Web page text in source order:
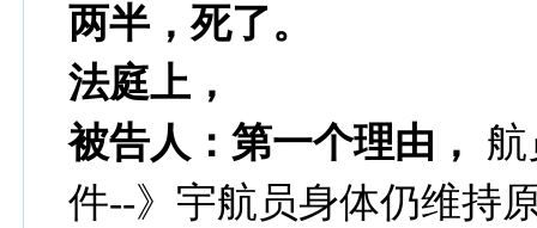
两半，死了。
法庭上，
被告人：第一个理由，
件--》宇航员身体仍维持